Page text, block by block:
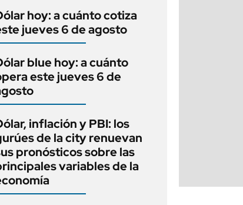
hoy: a cuánto cotiza
jueves 6 de agosto
blue hoy: a cuánto
este jueves 6 de
inflación y PBI: los
de la city renuevan
pronósticos sobre las
variables de la